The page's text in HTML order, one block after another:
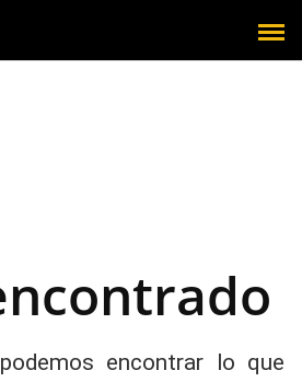
encontrar lo que